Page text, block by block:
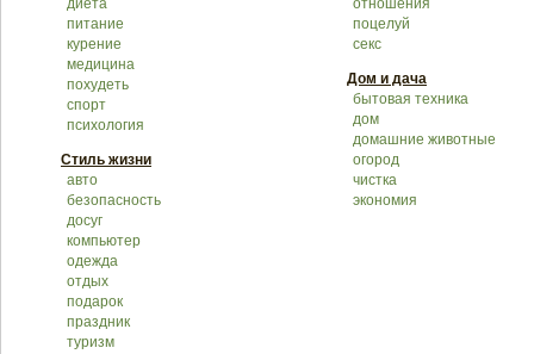
диета
питание
курение
медицина
похудеть
спорт
психология
Стиль жизни
авто
безопасность
досуг
компьютер
одежда
отдых
подарок
праздник
туризм
отношения
поцелуй
секс
Дом и дача
бытовая техника
дом
домашние животные
огород
чистка
экономия